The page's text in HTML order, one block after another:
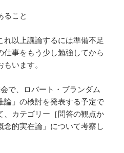
ること
れ以上議論するには準備不足
仕事をもう少し勉強してから
もいます。
で、ロバート・ブランダム
論」の検討を発表する予定で
、カテゴリー［問答の観点か
念的実在論」について考察し